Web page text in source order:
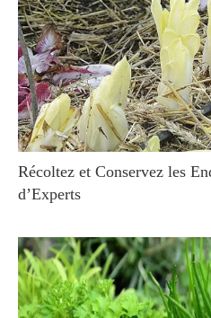
Récoltez et Conservez les
d’Experts